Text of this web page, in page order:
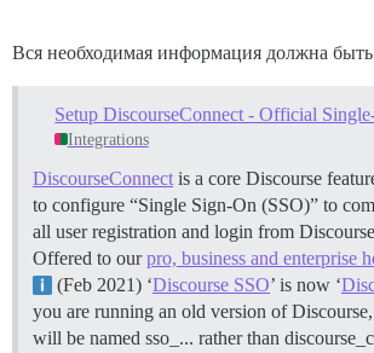
Вся необходимая информация должна быть
Integrations
DiscourseConnect is a core Discourse
to configure “Single Sign-On (SSO)” to
all user registration and login from
Offered to ourpro, business and enterprise
(Feb 2021) ‘Discourse SSO’ is now ‘
you are running an old version of
will be named sso_... rather than